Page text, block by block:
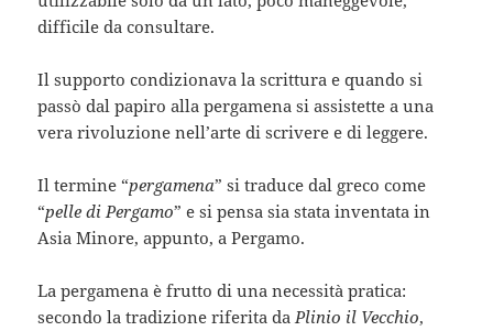
difficile da consultare.
Il supporto condizionava la scrittura e quando si
passò dal papiro alla pergamena si assistette a una
vera rivoluzione nell’arte di scrivere e di leggere.
Il termine “pergamena” si traduce dal greco come
“pelle di Pergamo” e si pensa sia stata inventata in
Asia Minore, appunto, a Pergamo.
La pergamena è frutto di una necessità pratica:
secondo la tradizione riferita daPlinio il Vecchio,